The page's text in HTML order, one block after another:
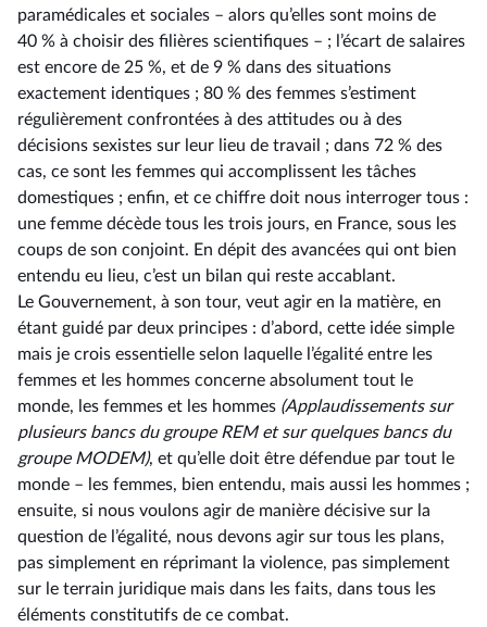
paramédicales et sociales –⁠ alors qu’elles sont moins de
40 % à choisir des filières scientifiques –⁠ ; l’écart de salaires
est encore de 25 %, et de 9 % dans des situations
exactement identiques ; 80 % des femmes s’estiment
régulièrement confrontées à des attitudes ou à des
décisions sexistes sur leur lieu de travail ; dans 72 % des
cas, ce sont les femmes qui accomplissent les tâches
domestiques ; enfin, et ce chiffre doit nous interroger tous :
une femme décède tous les trois jours, en France, sous les
coups de son conjoint. En dépit des avancées qui ont bien
entendu eu lieu, c’est un bilan qui reste accablant.
Le Gouvernement, à son tour, veut agir en la matière, en
étant guidé par deux principes : d’abord, cette idée simple
mais je crois essentielle selon laquelle l’égalité entre les
femmes et les hommes concerne absolument tout le
monde, les femmes et les hommes (Applaudissements sur
plusieurs bancs du groupe REMet sur quelques bancs du
groupe MODEM), et qu’elle doit être défendue par tout le
monde – les femmes, bien entendu, mais aussi les hommes ;
ensuite, si nous voulons agir de manière décisive sur la
question de l’égalité, nous devons agir sur tous les plans,
pas simplement en réprimant la violence, pas simplement
sur le terrain juridique mais dans les faits, dans tous les
éléments constitutifs de ce combat.